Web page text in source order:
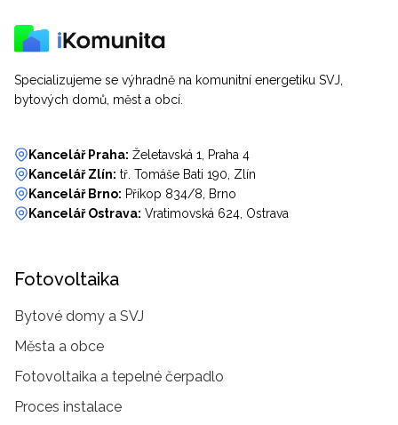
Specializujeme se výhradně na komunitní energetiku SVJ,
bytových domů, měst a obcí.
Kancelář Praha: Želetavská 1, Praha 4
Kancelář Zlín: tř. Tomáše Bati 190, Zlín
Kancelář Brno: Příkop 834/8, Brno
Kancelář Ostrava: Vratimovská 624, Ostrava
Fotovoltaika
Bytové domy a SVJ
Města a obce
Fotovoltaika a tepelné čerpadlo
Proces instalace